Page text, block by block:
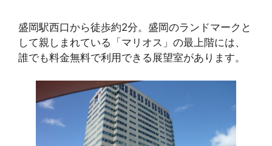
盛岡駅西口から徒歩約2分。盛岡のランドマークと
して親しまれている「マリオス」の最上階には、
誰でも料金無料で利用できる展望室があります。